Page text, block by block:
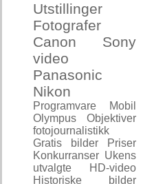
Utstillinger
Fotografer
Canon
Sony
video
Panasonic
Nikon
Programvare
Mobil
Olympus
Objektiver
fotojournalistikk
Gratis bilder
Priser
Konkurranser Ukens
utvalgte
HD-video
Historiske bilder